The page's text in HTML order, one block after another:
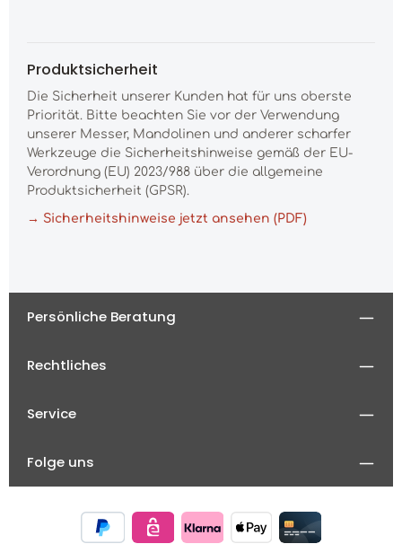
Produktsicherheit
Die Sicherheit unserer Kunden hat für uns oberste
Priorität. Bitte beachten Sie vor der Verwendung
unserer Messer, Mandolinen und anderer scharfer
Werkzeuge die Sicherheitshinweise gemäß der EU-
Verordnung (EU) 2023/988 über die allgemeine
Produktsicherheit (GPSR).
→ Sicherheitshinweise jetzt ansehen (PDF)
Persönliche Beratung
Rechtliches
Service
Folge uns